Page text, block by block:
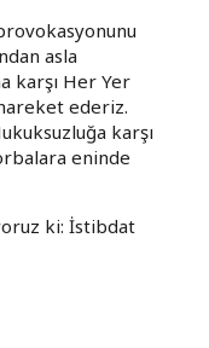
asla
karşı Her Yer
ederiz.
karşı
eninde
ki: İstibdat